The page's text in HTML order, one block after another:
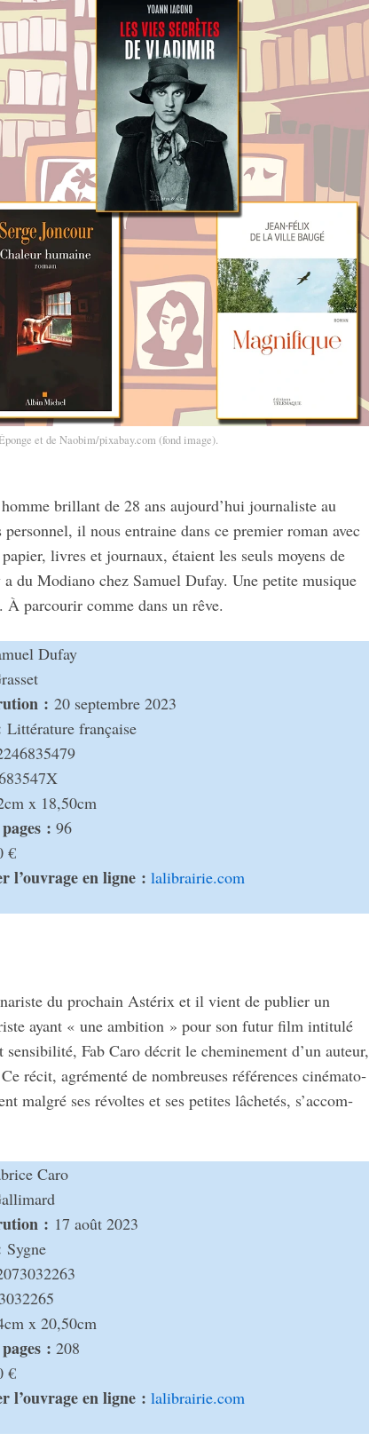
et de Naobim/pixa­bay.com (fond image).
brillant de 28 ans aujourd’­hui jour­na­liste au
il nous entraine dans ce premier roman avec
livres et jour­naux, étaient les seuls moyens de
du Modiano chez Samuel Dufay. Une petite musique
À parcou­rir comme dans un rêve.
Dufay
: 20 septembre 2023
Litté­ra­ture française
x 18,50cm
: 96
€
l’ou­vrage en ligne : lali­brai­rie.com
du prochain Asté­rix et il vient de publier un
ayant « une ambi­tion » pour son futur film inti­tulé
sensi­bi­lité, Fab Caro décrit le chemi­ne­ment d’un auteur,
récit, agré­menté de nombreuses réfé­rences ciné­ma­to­
malgré ses révoltes et ses petites lâche­tés, s’ac­com­
Caro
: 17 août 2023
Sygne
x 20,50cm
: 208
€
l’ou­vrage en ligne : lali­brai­rie.com